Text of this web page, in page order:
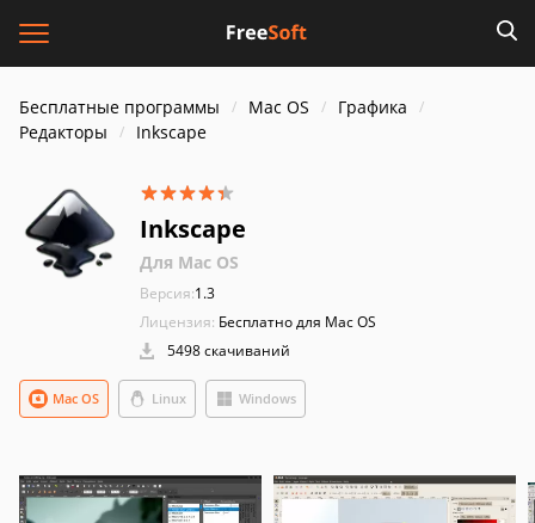
Бесплатные программы Mac OS
Графика
Редакторы
Inkscape
Inkscape
Для Mac OS
Версия:1.3
Лицензия: Бесплатно для Mac OS
5498 скачиваний
Linux Windows
Mac OS